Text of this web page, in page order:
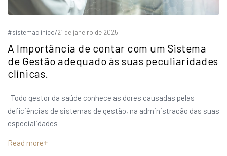
#sistemaclinico/21 de janeiro de 2025
A Importância de contar com um Sistema
de Gestão adequado às suas peculiaridades
clínicas.
Todo gestor da saúde conhece as dores causadas pelas
deficiências de sistemas de gestão, na administração das suas
especialidades
Read more